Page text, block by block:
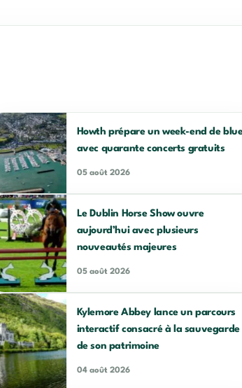
Howth prépare un week-end de
avec quarante concerts gratuits
05 août 2026
Le Dublin Horse Show ouvre
aujourd’hui avec plusieurs
nouveautés majeures
05 août 2026
Kylemore Abbey lance un parcours
interactif consacré à la sauvegarde
de son patrimoine
04 août 2026